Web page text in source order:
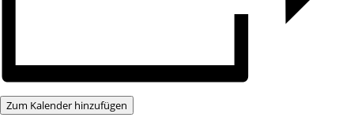
Zum Kalender hinzufügen